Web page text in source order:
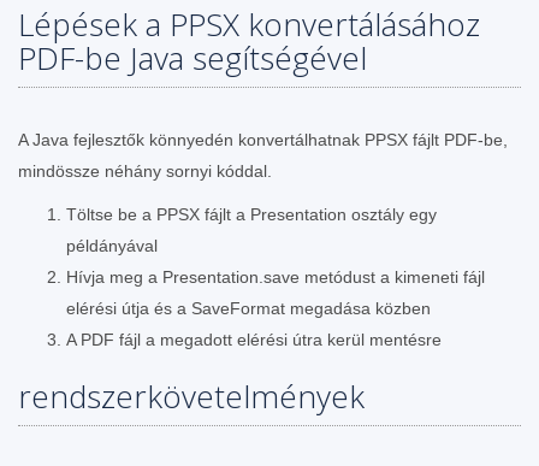
Lépések a PPSX konvertálásához
PDF-be Java segítségével
A Java fejlesztők könnyedén konvertálhatnak PPSX fájlt PDF-be,
mindössze néhány sornyi kóddal.
Töltse be a PPSX fájlt a Presentation osztály egy
példányával
Hívja meg a Presentation.save metódust a kimeneti fájl
elérési útja és a SaveFormat megadása közben
A PDF fájl a megadott elérési útra kerül mentésre
rendszerkövetelmények